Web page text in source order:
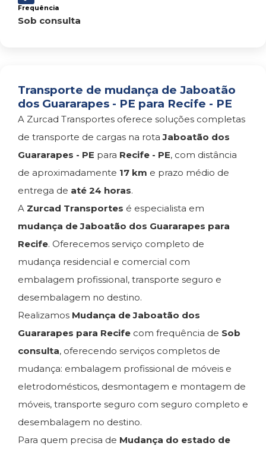
Frequência
Sob consulta
Transporte de mudança de Jaboatão
dos Guararapes - PE para Recife - PE
A Zurcad Transportes oferece soluções completas
de transporte de cargas na rotaJaboatão dos
Guararapes - PE para Recife - PE, com distância
de aproximadamente 17 km e prazo médio de
entrega de até 24 horas.
A Zurcad Transportes é especialista em
mudança de Jaboatão dos Guararapes para
Recife. Oferecemos serviço completo de
mudança residencial e comercial com
embalagem profissional, transporte seguro e
desembalagem no destino.
Realizamos Mudança de Jaboatão dos
Guararapes para Recife com frequência de Sob
consulta, oferecendo serviços completos de
mudança: embalagem profissional de móveis e
eletrodomésticos, desmontagem e montagem de
móveis, transporte seguro com seguro completo e
desembalagem no destino.
Para quem precisa de Mudança do estado de